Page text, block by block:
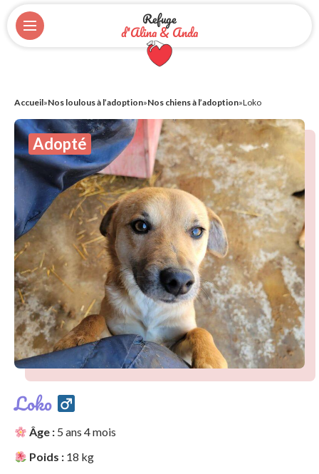
Refuge
d'Alina & Anda
Accueil»Nos loulous à l’adoption»Nos chiens à l’adoption»Loko
Adopté
Loko
Âge : 5 ans 4 mois
Poids : 18 kg